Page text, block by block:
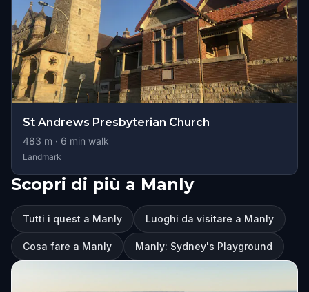
St Andrews Presbyterian Church
483 m · 6 min walk
Landmark
Scopri di più a Manly
Tutti i quest a Manly Luoghi da visitare a Manly
Cosa fare a Manly Manly: Sydney's Playground